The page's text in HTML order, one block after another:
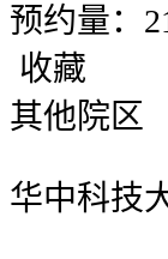
预约量：
收藏
其他院区
华中科技